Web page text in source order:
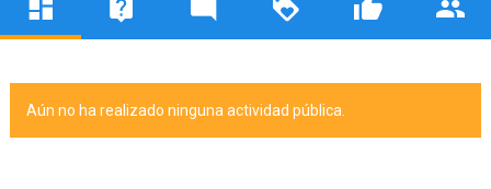
Aún no ha realizado ninguna actividad pública.